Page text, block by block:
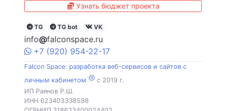
Узнать бюджет проекта
TG TG bot VK
info@falconspace.ru
+7 (920) 954-22-17
Falcon Space: разработка веб-сервисов и сайтов с
личным кабинетом ® c 2019 г.
ИП Раянов Р.Ш.
ИНН 623403338598